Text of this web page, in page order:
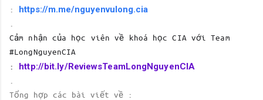
: https://m.me/nguyenvulong.cia
Cảm nhận của học viên về khoá học CIA với Team
#LongNguyenCIA
: http://bit.ly/ReviewsTeamLongNguyenCIA
Tổng hợp các bài viết về :